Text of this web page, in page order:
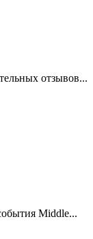
отзывов...
Middle...